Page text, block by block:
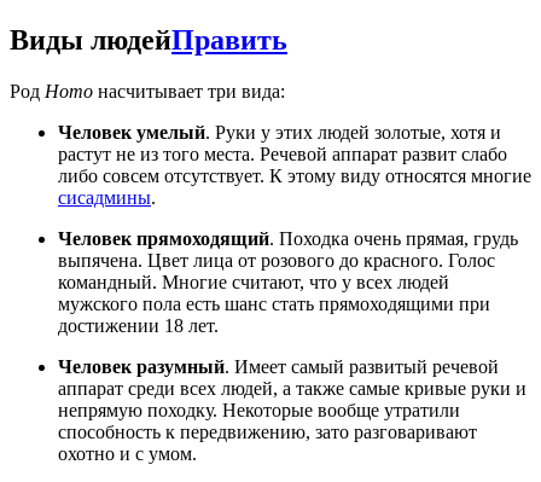
Виды людейПравить
Род Homo насчитывает три вида:
Человек умелый. Руки у этих людей золотые, хотя и
растут не из того места. Речевой аппарат развит слабо
либо совсем отсутствует. К этому виду относятся многие
сисадмины.
Человек прямоходящий. Походка очень прямая, грудь
выпячена. Цвет лица от розового до красного. Голос
командный. Многие считают, что у всех людей
мужского пола есть шанс стать прямоходящими при
достижении 18 лет.
Человек разумный. Имеет самый развитый речевой
аппарат среди всех людей, а также самые кривые руки и
непрямую походку. Некоторые вообще утратили
способность к передвижению, зато разговаривают
охотно и с умом.